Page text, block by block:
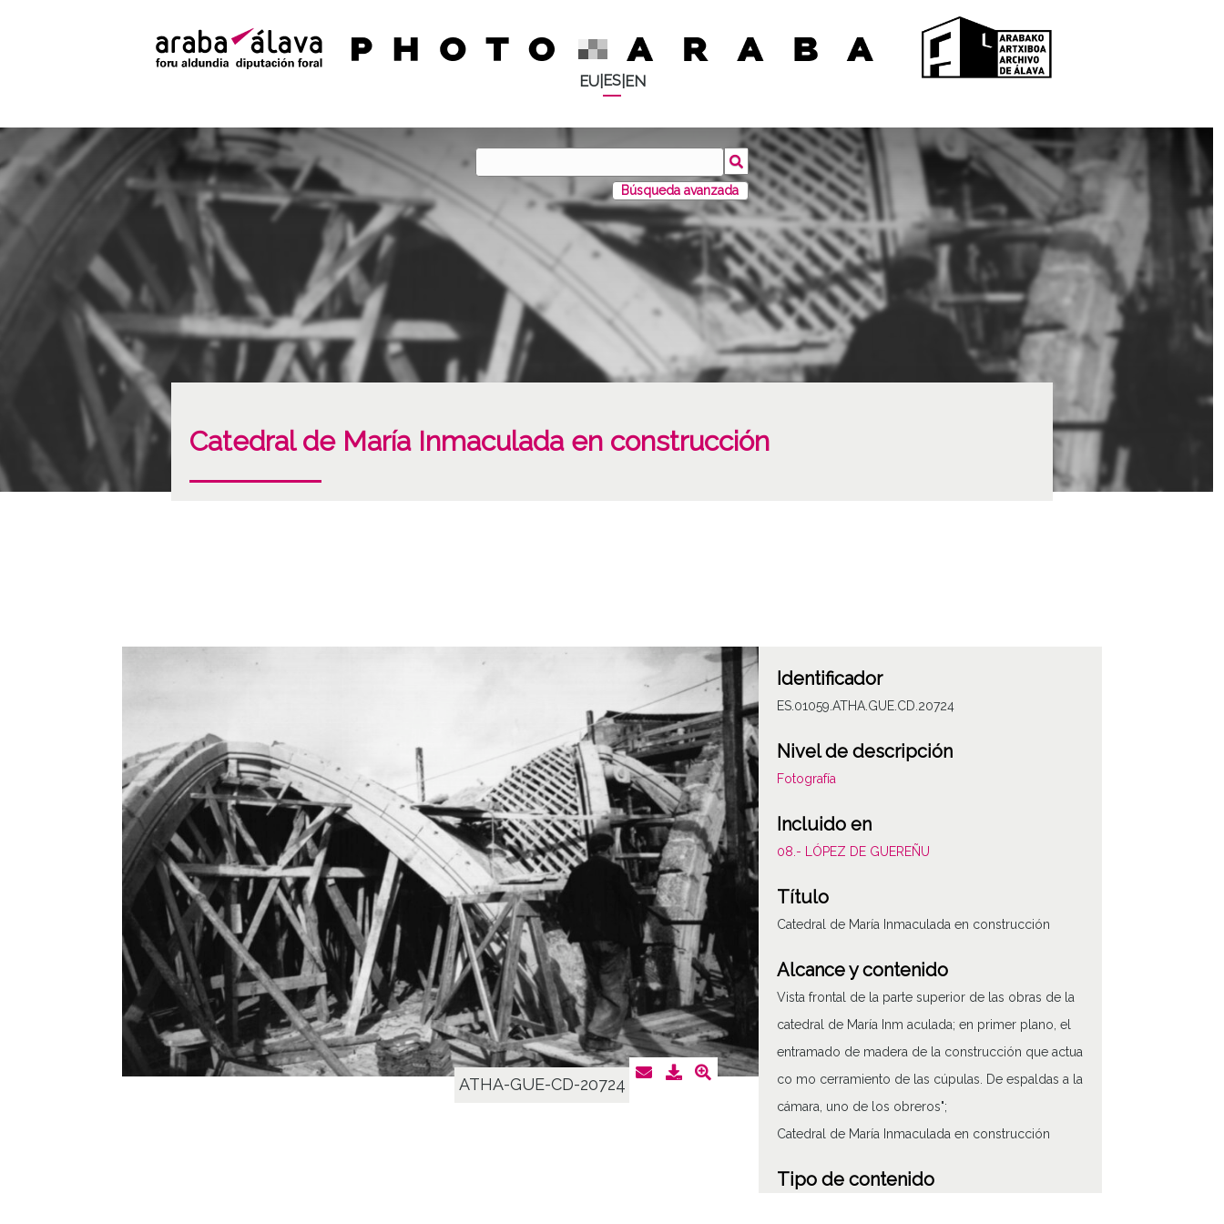
EU| ES| EN
Búsqueda avanzada
Catedral de María Inmaculada en construcción
ATHA-GUE-CD-20724
Identificador
ES.01059.ATHA.GUE.CD.20724
Nivel de descripción
Fotografía
Incluido en
08.- LÓPEZ DE GUEREÑU
Título
Catedral de María Inmaculada en construcción
Alcance y contenido
Vista frontal de la parte superior de las obras de la
catedral de María Inm aculada; en primer plano, el
entramado de madera de la construcción que actua
co mo cerramiento de las cúpulas. De espaldas a la
cámara, uno de los obreros";
Catedral de María Inmaculada en construcción
Tipo de contenido